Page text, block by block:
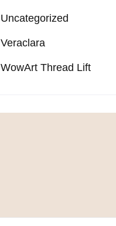
Uncategorized
Veraclara
WowArt Thread Lift